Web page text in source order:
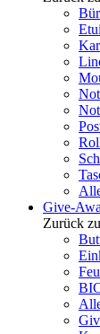
Give-
Zurück